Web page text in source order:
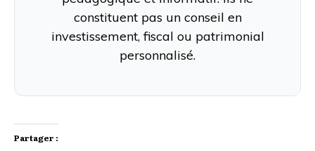
constituent pas un conseil en
investissement, fiscal ou patrimonial
personnalisé.
Partager :